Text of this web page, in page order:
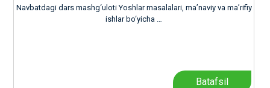
Navbatdagi dars mashg‘uloti Yoshlar masalalari, ma’naviy va ma’rifiy
ishlar bo‘yicha …
Batafsil